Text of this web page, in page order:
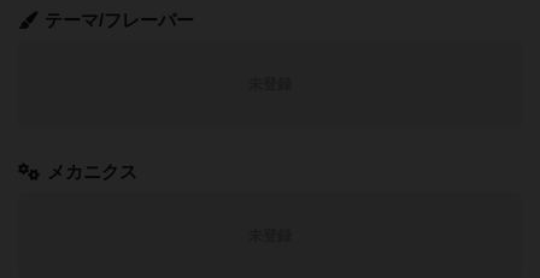
テーマ/フレーバー
メカニクス